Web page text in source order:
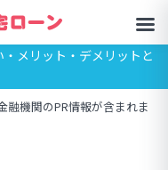
メリット・デメリットと
融機関のPR情報が含まれま